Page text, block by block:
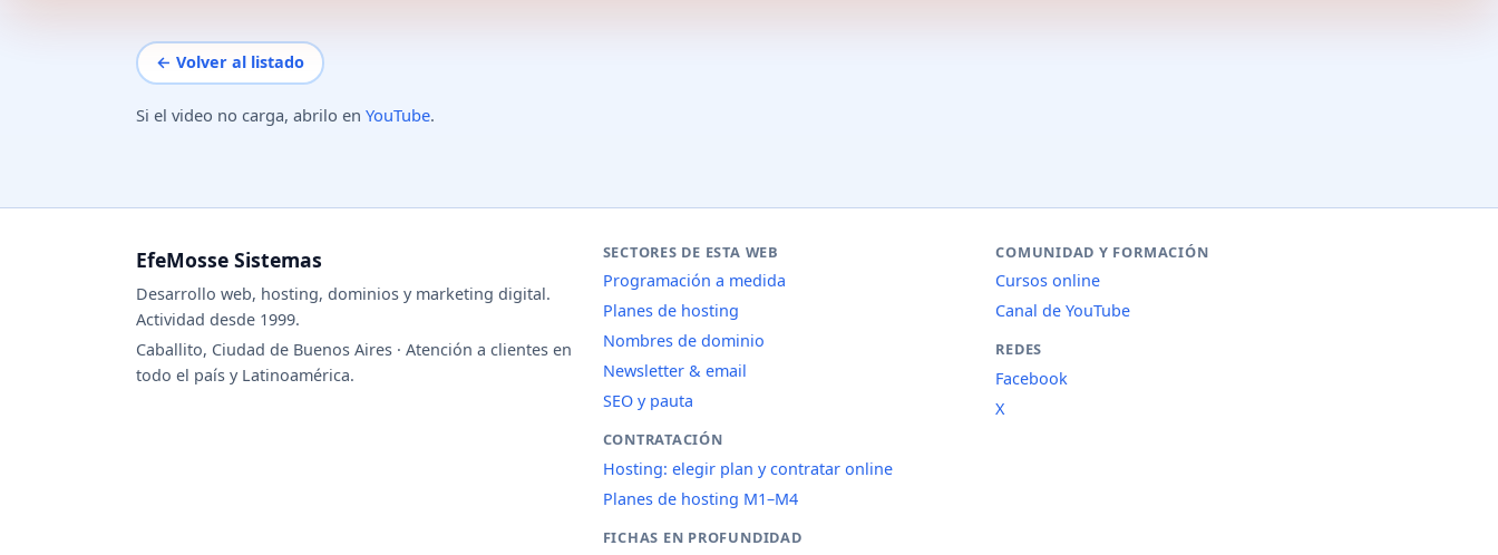
← Volver al listado
Si el video no carga, abrilo en YouTube.
EfeMosse Sistemas
Desarrollo web, hosting, dominios y marketing digital.
Actividad desde 1999.
Caballito, Ciudad de Buenos Aires · Atención a clientes en
todo el país y Latinoamérica.
SECTORES DE ESTA WEB
Programación a medida
Planes de hosting
Nombres de dominio
Newsletter & email
SEO y pauta
CONTRATACIÓN
Hosting: elegir plan y contratar online
Planes de hosting M1–M4
FICHAS EN PROFUNDIDAD
COMUNIDAD Y FORMACIÓN
Cursos online
Canal de YouTube
REDES
Facebook
X